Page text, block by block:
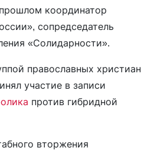
координатор
сопредседатель
«Солидарности».
православных христиан
участие в записи
против гибридной
вторжения